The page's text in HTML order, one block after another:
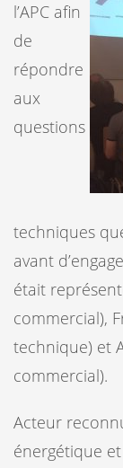
l’APC afin
de
répondre
aux
questions
techniques
avant
était
commercial),
technique) et
commercial).
Acteur
énergétique